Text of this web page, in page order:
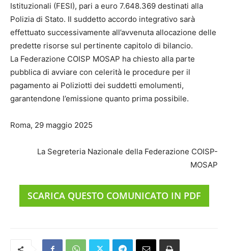
Istituzionali (FESI), pari a euro 7.648.369 destinati alla
Polizia di Stato. Il suddetto accordo integrativo sarà
effettuato successivamente all’avvenuta allocazione delle
predette risorse sul pertinente capitolo di bilancio.
La Federazione COISP MOSAP ha chiesto alla parte
pubblica di avviare con celerità le procedure per il
pagamento ai Poliziotti dei suddetti emolumenti,
garantendone l’emissione quanto prima possibile.
Roma, 29 maggio 2025
La Segreteria Nazionale della Federazione COISP-
MOSAP
SCARICA QUESTO COMUNICATO IN PDF